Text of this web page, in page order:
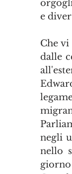
e
Che
dalle
negli
nello
giorno